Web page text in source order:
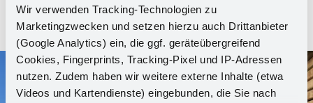
Wir verwenden Tracking-Technologien zu
Marketingzwecken und setzen hierzu auch Drittanbieter
(Google Analytics) ein, die ggf. geräteübergreifend
Cookies, Fingerprints, Tracking-Pixel und IP-Adressen
nutzen. Zudem haben wir weitere externe Inhalte (etwa
Videos und Kartendienste) eingebunden, die Sie nach